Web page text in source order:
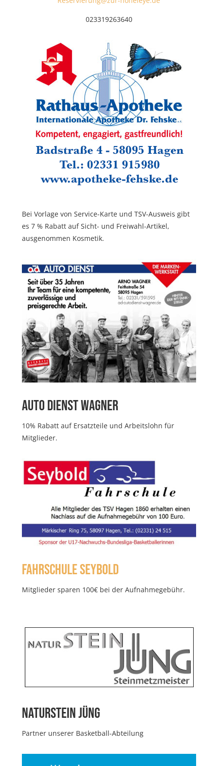
023319263640
Bei Vorlage von Service-Karte und TSV-Ausweis gibt
es 7 % Rabatt auf Sicht- und Freiwahl-Artikel,
ausgenommen Kosmetik.
Auto Dienst Wagner
10% Rabatt auf Ersatzteile und Arbeitslohn für
Mitglieder.
Fahrschule Seybold
Mitglieder sparen 100€ bei der Aufnahmegebühr.
Naturstein Jüng
Partner unserer Basketball-Abteilung